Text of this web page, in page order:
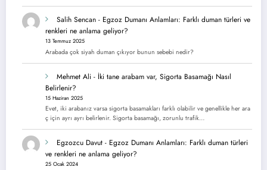
Salih Sencan - Egzoz Dumanı Anlamları: Farklı duman türleri ve
renkleri ne anlama geliyor?
13 Temmuz 2025
Arabada çok siyah duman çıkıyor bunun sebebi nedir?
Mehmet Ali - İki tane arabam var, Sigorta Basamağı Nasıl
Belirlenir?
15 Haziran 2025
Evet, iki arabanız varsa sigorta basamakları farklı olabilir ve genellikle her ara
ç için ayrı ayrı belirlenir. Sigorta basamağı, zorunlu trafik…
Egzozcu Davut - Egzoz Dumanı Anlamları: Farklı duman türleri
ve renkleri ne anlama geliyor?
25 Ocak 2024